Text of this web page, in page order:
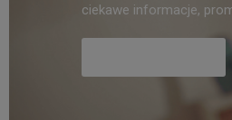
ciekawe informacje,